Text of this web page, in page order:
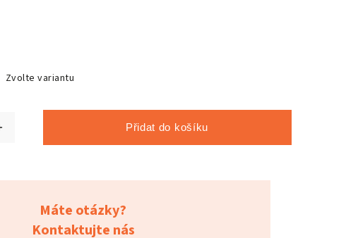
Zvolte variantu
Přidat do košíku
Máte otázky?
Kontaktujte nás